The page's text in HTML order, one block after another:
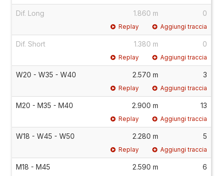
Dif. Long 1.860 m 0
Replay Aggiungi traccia
Dif. Short 1.380 m 0
Replay Aggiungi traccia
W20 - W35 - W40 2.570 m 3
Replay Aggiungi traccia
M20 - M35 - M40 2.900 m 13
Replay Aggiungi traccia
W18 - W45 - W50 2.280 m 5
Replay Aggiungi traccia
M18 - M45 2.590 m 6